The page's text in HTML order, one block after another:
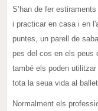
S’han de fer
i practicar en casa i en
puntes, un parell de
pes del cos en els peus
també els poden
tota la seua vida al
Normalment els